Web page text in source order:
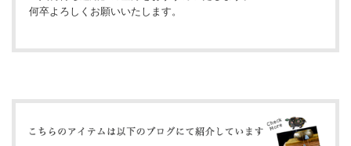
何卒よろしくお願いいたします。